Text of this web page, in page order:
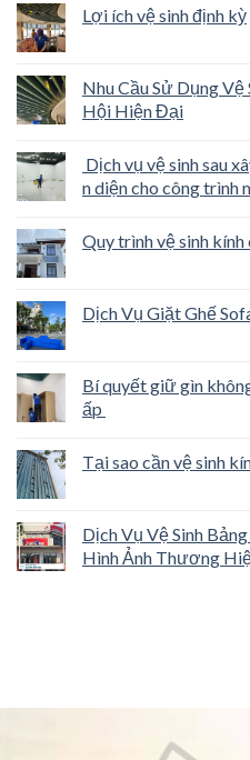
Lợi ích vệ sinh định kỳ
Nhu Cầu Sử Dụng
Hội Hiện Đại
Dịch vụ vệ sinh sau
n diện cho công trình
Quy trình vệ sinh kính
Dịch Vụ Giặt Ghế
Bí quyết giữ gìn
ấp
Tại sao cần vệ sinh
Dịch Vụ Vệ Sinh
Hình Ảnh Thương